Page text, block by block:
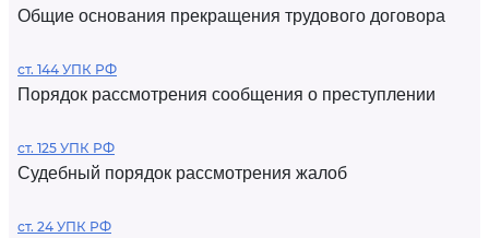
Общие основания прекращения трудового договора
ст. 144 УПК РФ
Порядок рассмотрения сообщения о преступлении
ст. 125 УПК РФ
Судебный порядок рассмотрения жалоб
ст. 24 УПК РФ